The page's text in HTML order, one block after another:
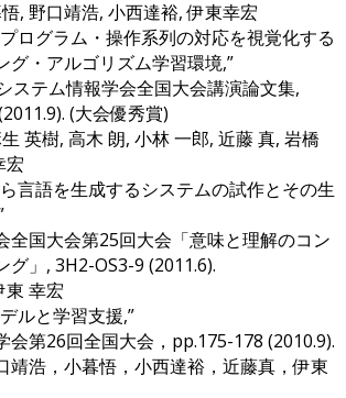
, 野口靖浩, 小西達裕, 伊東幸宏
ログラム・操作系列の対応を視覚化する
グ・アルゴリズム学習環境,”
ステム情報学会全国大会講演論文集,
(大会優秀賞)
英樹, 高木 朗, 小林 一郎, 近藤 真, 岩橋
宏
言語を生成するシステムの試作とその生
全国大会第25回大会「意味と理解のコン
グ」, 3H2-OS3-9 (2011.6).
東 幸宏
ルと学習支援,”
会第26回全国大会，pp.175-178 (2010.9).
靖浩，小暮悟，小西達裕，近藤真，伊東